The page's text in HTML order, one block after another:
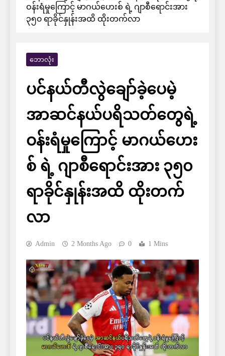
ဝန်းရံမှုကြောင့် မာဂယ်ဟေးစ် ရဲ့ ဂျာစီရောင်းအား
၃၅၀ ရာခိုင်နှုန်းအထိ ထိုးတက်လာ
ဘောလုံး
ပင်နယ်တီလွဲချော်ခဲ့ပေမဲ့
အာဆင်နယ်ပရိသတ်တွေရဲ့
ဝန်းရံမှုကြောင့် မာဂယ်ဟေး
စ် ရဲ့ ဂျာစီရောင်းအား ၃၅၀
ရာခိုင်နှုန်းအထိ ထိုးတက်
လာ
Admin 2 Months Ago 0 1 Mins